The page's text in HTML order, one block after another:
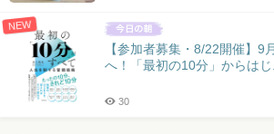
NEW
【参加者募集・8/22開催】9
へ！「最初の10分」からはじ
30